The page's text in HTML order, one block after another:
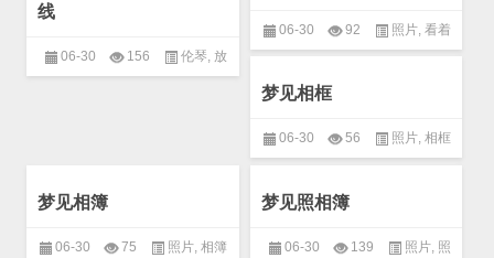
线
06-30 156 伦琴 放
06-30 92 照片, 看着
梦见相框
06-30 56 照片, 相框
梦见相簿
06-30 75 照片, 相簿
梦见照相簿
06-30 139 照片, 照